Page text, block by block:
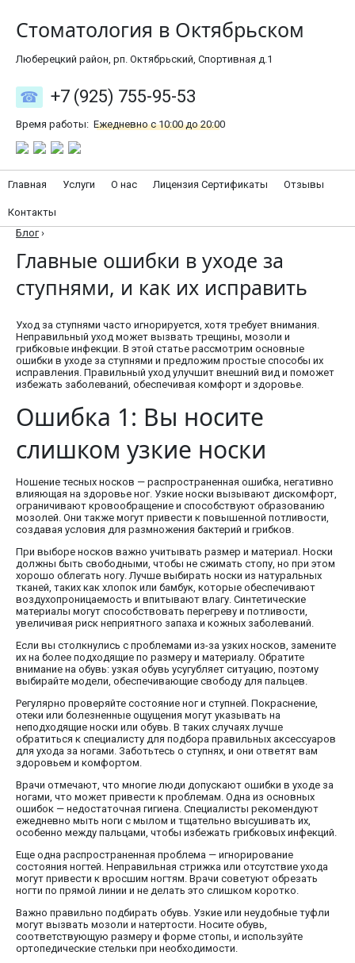
Стоматология в Октябрьском
Люберецкий район, рп. Октябрьский, Спортивная д.1
+7 (925) 755-95-53
Время работы: Ежедневно с 10:00 до 20:00
Главная Услуги О нас Лицензия Сертификаты Отзывы
Контакты
Блог ›
Главные ошибки в уходе за
ступнями, и как их исправить
Уход за ступнями часто игнорируется, хотя требует внимания.
Неправильный уход может вызвать трещины, мозоли и
грибковые инфекции. В этой статье рассмотрим основные
ошибки в уходе за ступнями и предложим простые способы их
исправления. Правильный уход улучшит внешний вид и поможет
избежать заболеваний, обеспечивая комфорт и здоровье.
Ошибка 1: Вы носите
слишком узкие носки
Ношение тесных носков — распространенная ошибка, негативно
влияющая на здоровье ног. Узкие носки вызывают дискомфорт,
ограничивают кровообращение и способствуют образованию
мозолей. Они также могут привести к повышенной потливости,
создавая условия для размножения бактерий и грибков.
При выборе носков важно учитывать размер и материал. Носки
должны быть свободными, чтобы не сжимать стопу, но при этом
хорошо облегать ногу. Лучше выбирать носки из натуральных
тканей, таких как хлопок или бамбук, которые обеспечивают
воздухопроницаемость и впитывают влагу. Синтетические
материалы могут способствовать перегреву и потливости,
увеличивая риск неприятного запаха и кожных заболеваний.
Если вы столкнулись с проблемами из-за узких носков, замените
их на более подходящие по размеру и материалу. Обратите
внимание на обувь: узкая обувь усугубляет ситуацию, поэтому
выбирайте модели, обеспечивающие свободу для пальцев.
Регулярно проверяйте состояние ног и ступней. Покраснение,
отеки или болезненные ощущения могут указывать на
неподходящие носки или обувь. В таких случаях лучше
обратиться к специалисту для подбора правильных аксессуаров
для ухода за ногами. Заботьтесь о ступнях, и они ответят вам
здоровьем и комфортом.
Врачи отмечают, что многие люди допускают ошибки в уходе за
ногами, что может привести к проблемам. Одна из основных
ошибок — недостаточная гигиена. Специалисты рекомендуют
ежедневно мыть ноги с мылом и тщательно высушивать их,
особенно между пальцами, чтобы избежать грибковых инфекций.
Еще одна распространенная проблема — игнорирование
состояния ногтей. Неправильная стрижка или отсутствие ухода
могут привести к вросшим ногтям. Врачи советуют обрезать
ногти по прямой линии и не делать это слишком коротко.
Важно правильно подбирать обувь. Узкие или неудобные туфли
могут вызвать мозоли и натертости. Носите обувь,
соответствующую размеру и форме стопы, и используйте
ортопедические стельки при необходимости.